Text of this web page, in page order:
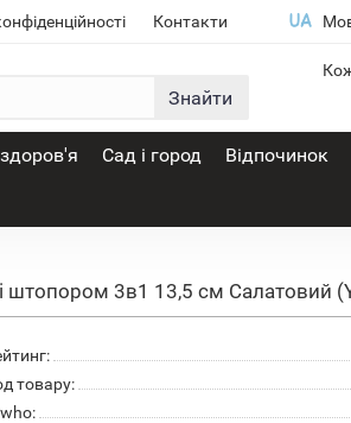
Контакти
Знайти
Сад і город Відпочинок
штопором 3в1 13,5 см Салатовий
товару: